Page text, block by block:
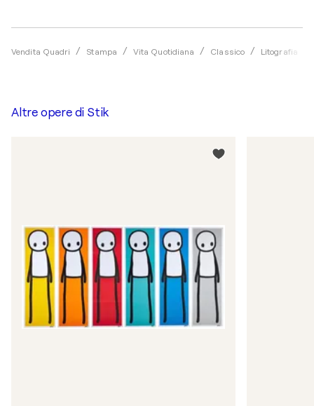
Vendita Quadri Stampa Vita Quotidiana Classico Litografia
Altre opere di Stik